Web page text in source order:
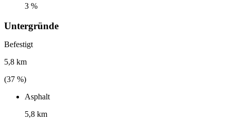
3 %
Untergründe
Befestigt
5,8 km
(37 %)
Asphalt
5,8 km